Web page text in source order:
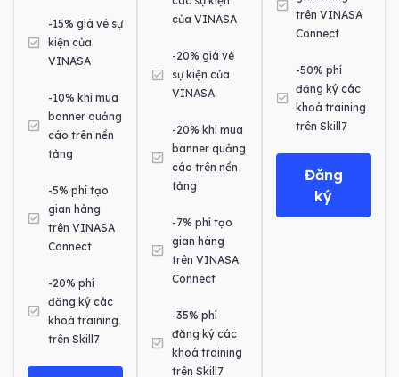
-15% giá vé sự
kiện của
VINASA
-10% khi mua
banner quảng
cáo trên nền
tảng
-5% phí tạo
gian hàng
trên VINASA
Connect
-20% phí
đăng ký các
khoá training
trên Skill7
của VINASA
-20% giá vé
sự kiện của
VINASA
-20% khi mua
banner quảng
cáo trên nền
tảng
-7% phí tạo
gian hàng
trên VINASA
Connect
-35% phí
đăng ký các
khoá training
trên Skill7
trên VINASA
Connect
-50% phí
đăng ký các
khoá training
trên Skill7
Đăng
ký